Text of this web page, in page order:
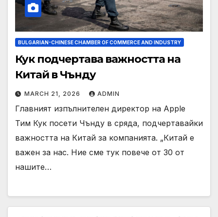
BULGARIAN-CHINESE CHAMBER OF COMMERCE AND INDUSTRY
Кук подчертава важността на
Китай в Чънду
MARCH 21, 2026 ADMIN
Главният изпълнителен директор на Apple
Тим Кук посети Чънду в сряда, подчертавайки
важността на Китай за компанията. „Китай е
важен за нас. Ние сме тук повече от 30 от
нашите…